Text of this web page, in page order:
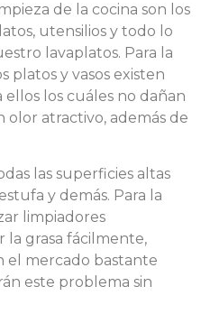
de la cocina son los
utensilios y todo lo
lavaplatos. Para la
platos y vasos existen
los cuáles no dañan
olor atractivo, además de
las superficies altas
y demás. Para la
limpiadores
la grasa fácilmente,
el mercado bastante
este problema sin